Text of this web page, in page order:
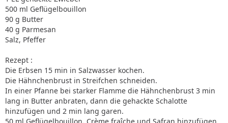
500 ml Geflügelbouillon
90 g Butter
40 g Parmesan
Salz, Pfeffer
Rezept :
Die Erbsen 15 min in Salzwasser kochen.
Die Hähnchenbrust in Streifchen schneiden.
In einer Pfanne bei starker Flamme die Hähnchenbrust 3 min
lang in Butter anbraten, dann die gehackte Schalotte
hinzufügen und 2 min lang garen.